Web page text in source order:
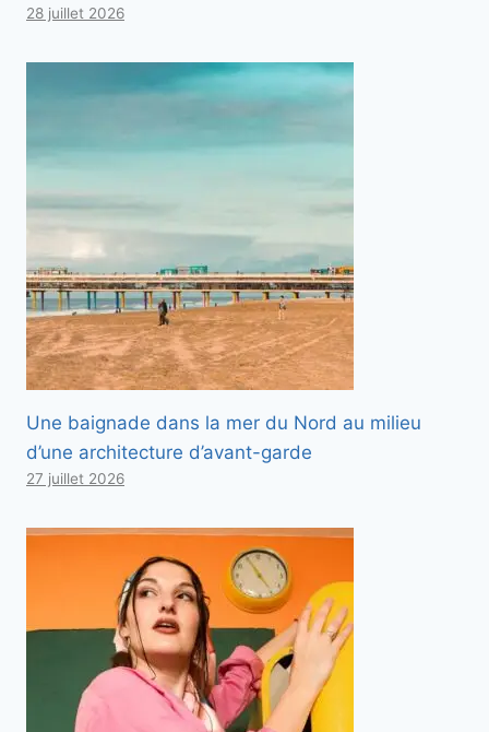
28 juillet 2026
Une baignade dans la mer du Nord au milieu
d’une architecture d’avant-garde
27 juillet 2026